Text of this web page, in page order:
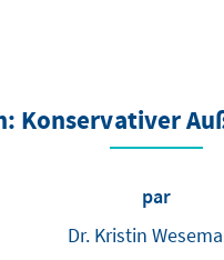
Konservativer
par
Dr. Kristin